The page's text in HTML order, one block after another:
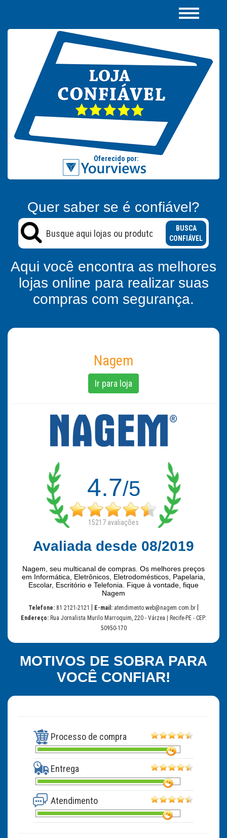
Quer saber se é confiável?
BUSCA
CONFIÁVEL
Aqui você encontra as melhores
lojas online para realizar suas
compras com segurança.
Nagem
Ir para loja
4.7/5
15217 avaliações
Avaliada desde 08/2019
Nagem, seu multicanal de compras. Os melhores preços
em Informática, Eletrônicos, Eletrodomésticos, Papelaria,
Escolar, Escritório e Telefonia. Fique à vontade, fique
Nagem
Telefone: 81 2121-2121 E-mail: atendimento.web@nagem.com.br
Endereço: Rua Jornalista Murilo Marroquim, 220 - Várzea | Recife-PE - CEP:
50950-170
MOTIVOS DE SOBRA PARA
VOCÊ CONFIAR!
Processo de compra
Entrega
Atendimento